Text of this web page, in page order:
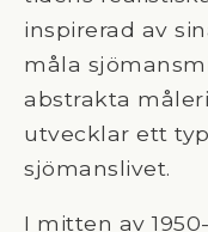
inspirerad av
måla
abstrakta
utvecklar ett
sjömanslivet.
I mitten av